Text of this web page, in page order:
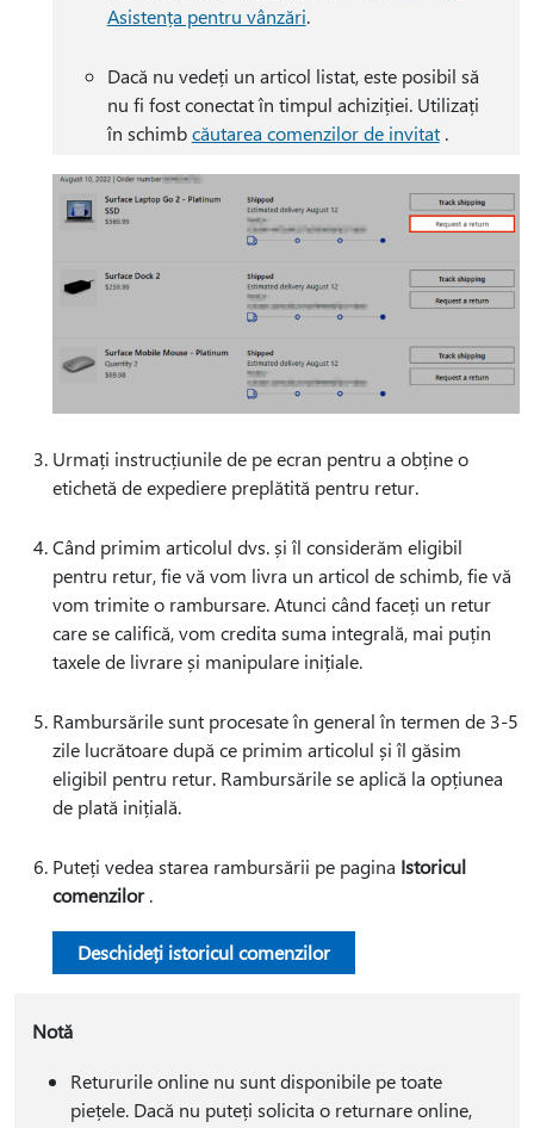
Asistența pentru vânzări.
Dacă nu vedeți un articol listat, este posibil să
nu fi fost conectat în timpul achiziției. Utilizați
în schimbcăutarea comenzilor de invitat.
Urmați instrucțiunile de pe ecran pentru a obține o
etichetă de expediere preplătită pentru retur.
Când primim articolul dvs. și îl considerăm eligibil
pentru retur, fie vă vom livra un articol de schimb, fie vă
vom trimite o rambursare. Atunci când faceți un retur
care se califică, vom credita suma integrală, mai puțin
taxele de livrare și manipulare inițiale.
Rambursările sunt procesate în general în termen de 3-5
zile lucrătoare după ce primim articolul și îl găsim
eligibil pentru retur. Rambursările se aplică la opțiunea
de plată inițială.
Puteți vedea starea rambursării pe pagina Istoricul
comenzilor.
Deschideți istoricul comenzilor
Notă
Retururile online nu sunt disponibile pe toate
piețele. Dacă nu puteți solicita o returnare online,